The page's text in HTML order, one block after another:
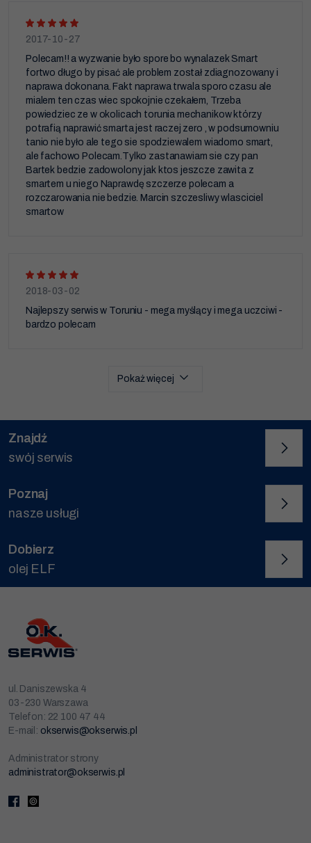
2017-10-27
Polecam!! a wyzwanie było spore bo wynalazek Smart
fortwo długo by pisać ale problem został zdiagnozowany i
naprawa dokonana. Fakt naprawa trwala sporo czasu ale
mialem ten czas wiec spokojnie czekałem, Trzeba
powiedziec ze w okolicach torunia mechanikow którzy
potrafią naprawić smarta jest raczej zero , w podsumowniu
tanio nie było ale tego sie spodziewalem wiadomo smart,
ale fachowo Polecam.Tylko zastanawiam sie czy pan
Bartek bedzie zadowolony jak ktos jeszcze zawita z
smartem u niego Naprawdę szczerze polecam a
rozczarowania nie bedzie. Marcin szczesliwy wlasciciel
smartow
2018-03-02
Najlepszy serwis w Toruniu - mega myślący i mega uczciwi -
bardzo polecam
Pokaż więcej
Znajdź
swój serwis
Poznaj
nasze usługi
Dobierz
olej ELF
ul. Daniszewska 4
03-230 Warszawa
Telefon: 22 100 47 44
E-mail: okserwis@okserwis.pl
Administrator strony
administrator@okserwis.pl